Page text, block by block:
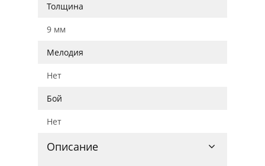
Толщина
9 мм
Мелодия
Нет
Бой
Нет
Описание